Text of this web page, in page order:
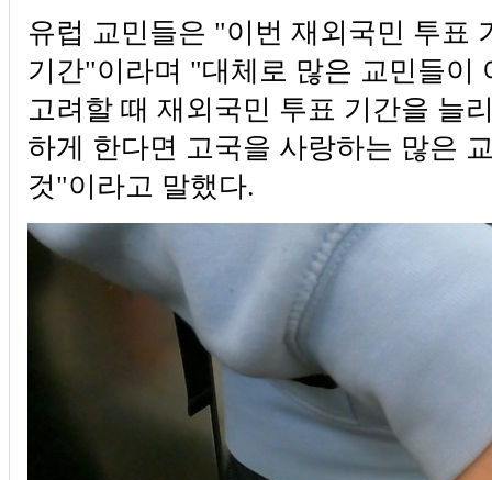
유럽 교민들은 "이번 재외국민 투표
기간"이라며 "대체로 많은 교민들이
고려할 때 재외국민 투표 기간을 늘
하게 한다면 고국을 사랑하는 많은
것"이라고 말했다.